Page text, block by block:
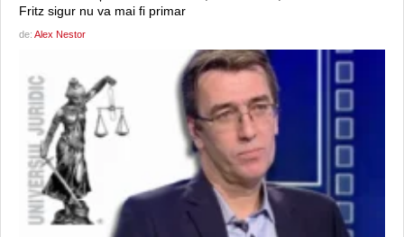
Fritz sigur nu va mai fi primar
de: Alex Nestor